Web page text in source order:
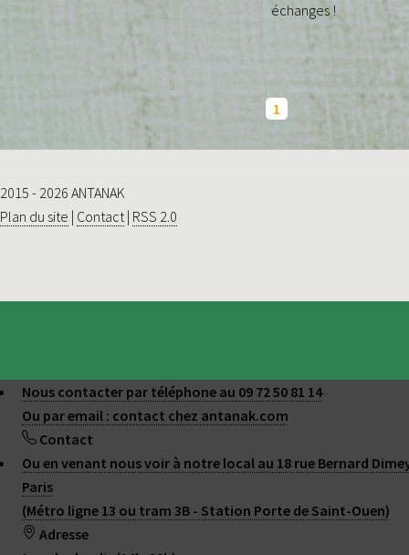
échanges !
1
2015 - 2026 ANTANAK
Plan du site | Contact| RSS 2.0
Nous contacter par téléphone au 09 72 50 81 14
Ou par email : contact chez antanak.com
Contact
Ou en venant nous voir à notre local au 18 rue Bernard
Paris
(Métro ligne 13 ou tram 3B - Station Porte de Saint-Ouen)
Adresse